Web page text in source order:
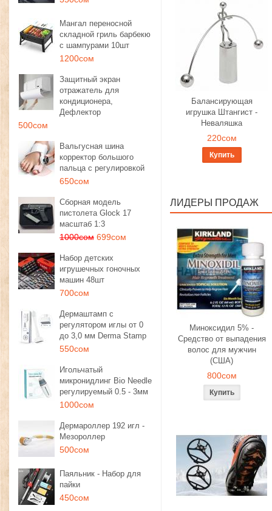
Мангал переносной
складной гриль барбекю
с шампурами 10шт
1200сом
Защитный экран
отражатель для
кондиционера,
Дефлектор
500сом
Вальгусная шина
корректор большого
пальца с регулировкой
650сом
Сборная модель
пистолета Glock 17
масштаб 1:3
1000сом 699сом
Набор детских
игрушечных гоночных
машин 48шт
700сом
Дермаштамп с
регулятором иглы от 0
до 3,0 мм Derma Stamp
550сом
Игольчатый
микронидлинг Bio Needle
регулируемый 0.5 - 3мм
1000сом
Дермароллер 192 игл -
Мезороллер
500сом
Паяльник - Набор для
пайки
450сом
Балансирующая
игрушка Штангист -
Неваляшка
220сом
Купить
ЛИДЕРЫ ПРОДАЖ
Миноксидил 5% -
Средство от выпадения
волос для мужчин
(США)
800сом